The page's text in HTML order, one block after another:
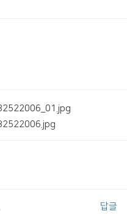
답글